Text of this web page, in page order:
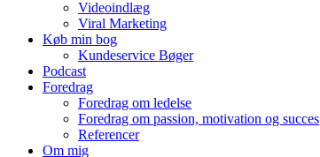
Videoindlæg
Viral Marketing
Køb min bog
Kundeservice Bøger
Podcast
Foredrag
Foredrag om ledelse
Foredrag om passion, motivation og succes
Referencer
Om mig